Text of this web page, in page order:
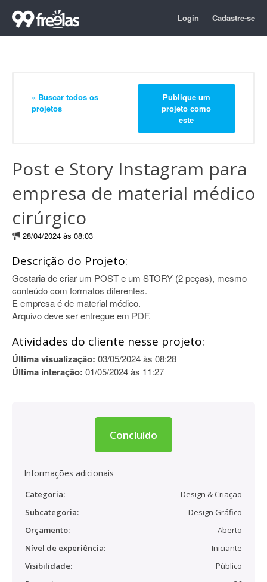
Login Cadastre-se
« Buscar todos os
projetos
Publique um
projeto como
este
Post e Story Instagram para
empresa de material médico
cirúrgico
28/04/2024 às 08:03
Descrição do Projeto:
Gostaria de criar um POST e um STORY (2 peças), mesmo
conteúdo com formatos diferentes.
E empresa é de material médico.
Arquivo deve ser entregue em PDF.
Atividades do cliente nesse projeto:
Última visualização: 03/05/2024 às 08:28
Última interação: 01/05/2024 às 11:27
Concluído
Informações adicionais
Categoria:
Design & Criação
Subcategoria:
Design Gráfico
Orçamento:
Aberto
Nível de experiência:
Iniciante
Visibilidade:
Público